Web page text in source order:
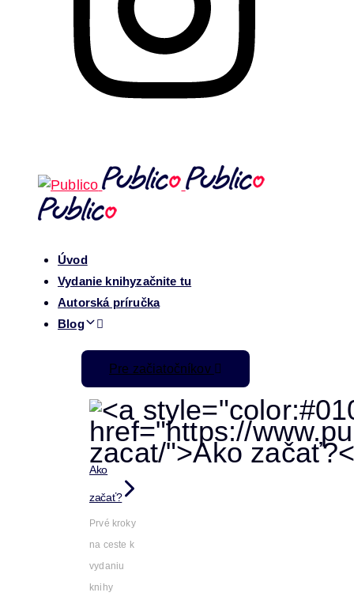
Úvod
Vydanie knihyzačnite tu
Autorská príručka
Blog
Pre začiatočníkov
Ako
začať?
Prvé kroky
na ceste k
vydaniu
knihy